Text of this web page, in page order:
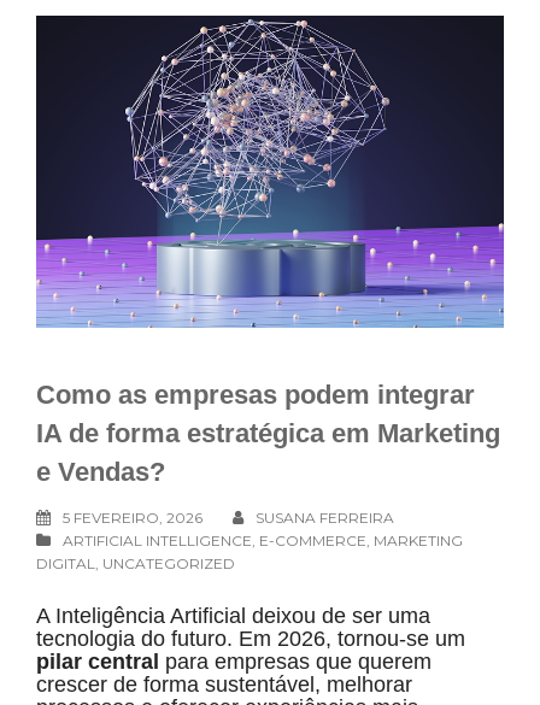
Como as empresas podem integrar
IA de forma estratégica em Marketing
e Vendas?
5 FEVEREIRO, 2026
SUSANA FERREIRA
ARTIFICIAL INTELLIGENCE E-COMMERCE MARKETING
DIGITAL
UNCATEGORIZED
A Inteligência Artificial deixou de ser uma
tecnologia do futuro. Em 2026, tornou-se um
pilar central para empresas que querem
crescer de forma sustentável, melhorar